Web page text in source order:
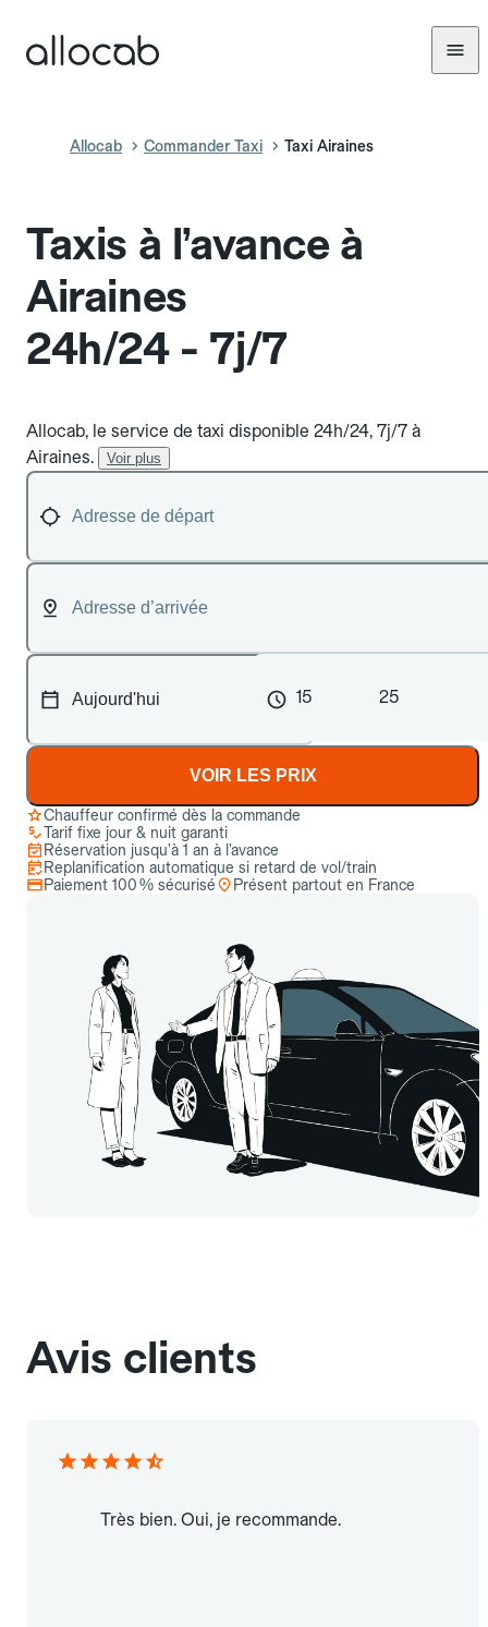
Allocab Commander Taxi Taxi Airaines
Taxis à l’avance à
Airaines
24h/24 - 7j/7
Allocab, le service de taxi disponible 24h/24, 7j/7 à
Airaines.
Voir plus
15 25
VOIR LES PRIX
Chauffeur confirmé dès la commande
Tarif fixe jour & nuit garanti
Réservation jusqu’à 1 an à l’avance
Replanification automatique si retard de vol/train
Paiement 100 % sécurisé
Présent partout en France
Avis clients
Très bien. Oui, je recommande.